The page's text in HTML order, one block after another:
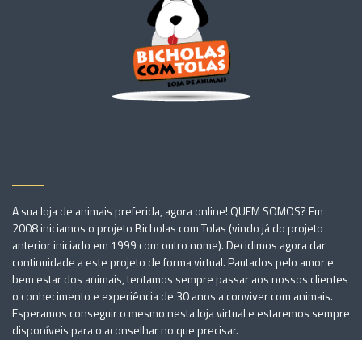
A sua loja de animais preferida, agora online! QUEM SOMOS? Em
2008 iniciamos o projeto Bicholas com Tolas (vindo já do projeto
anterior iniciado em 1999 com outro nome). Decidimos agora dar
continuidade a este projeto de forma virtual. Pautados pelo amor e
bem estar dos animais, tentamos sempre passar aos nossos clientes
o conhecimento e experiência de 30 anos a conviver com animais.
Esperamos conseguir o mesmo nesta loja virtual e estaremos sempre
disponíveis para o aconselhar no que precisar.